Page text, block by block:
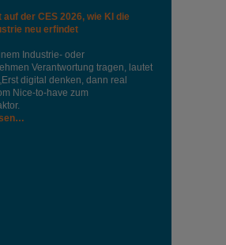
der CES 2026, wie KI die
neu erfindet
Industrie‑ oder
Verantwortung tragen, lautet
digital denken, dann real
Nice‑to‑have zum